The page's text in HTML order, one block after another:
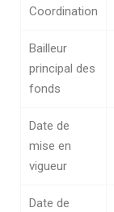
Coordination
Bailleur
principal des
fonds
Date de
mise en
vigueur
Date de